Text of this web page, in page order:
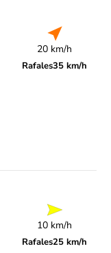
20 km/h
Rafales35 km/h
10 km/h
Rafales25 km/h